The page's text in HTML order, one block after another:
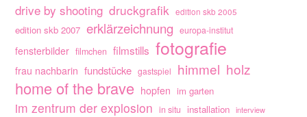
drive by shooting druckgrafik edition skb 2005
edition skb 2007 erklärzeichnung europa-institut
fensterbilder filmchen filmstills fotografie
frau nachbarin fundstücke gastspiel himmel holz
home of the brave hopfen im garten
im zentrum der explosion in situ installation interview